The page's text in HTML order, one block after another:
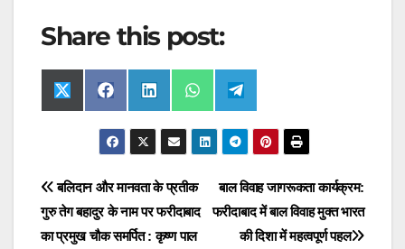
Share this post:
Share
on
X
(
t
e
r
Share
on
F
a
e
b
o
k
Share
on
L
i
n
e
I
n
Share
on
W
h
t
s
Share
on
T
e
l
g
a
m
Post
navigation
बाल विवाह जागरूकता कार्यक्रम:
फरीदाबाद में बाल विवाह मुक्त भारत
की दिशा में महत्वपूर्ण पहल
बलिदान और मानवता के प्रतीक
गुरु तेग बहादुर के नाम पर फरीदाबाद
का प्रमुख चौक समर्पित : कृष्ण पाल